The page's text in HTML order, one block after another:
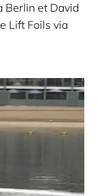
Berlin et David
Lift Foils via